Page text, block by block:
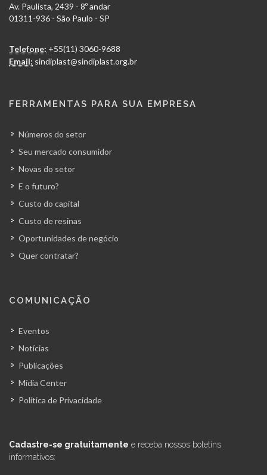
Av. Paulista, 2439 - 8º andar
01311-936 - São Paulo - SP
Telefone: +55(11) 3060-9688
Email: sindiplast@sindiplast.org.br
FERRAMENTAS PARA SUA EMPRESA
Números do setor
Seu mercado consumidor
Novas do setor
E o futuro?
Custo do capital
Custo de resinas
Oportunidades de negócio
Quer contratar?
COMUNICAÇÃO
Eventos
Notícias
Publicações
Mídia Center
Política de Privacidade
Cadastre-se gratuitamente e receba nossos boletins
informativos: